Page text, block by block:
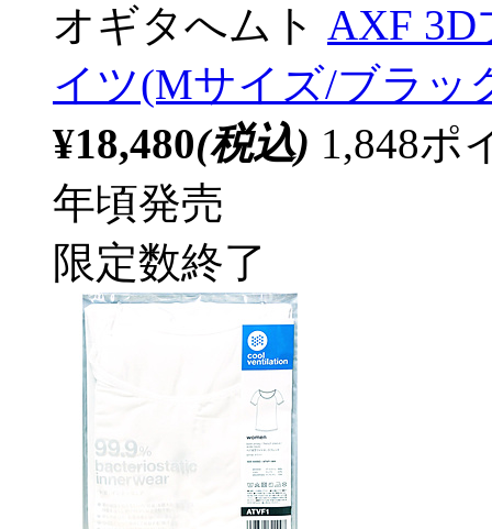
オギタへムト AXF
イツ(Mサイズ/ブラッ
¥18,480(税込) 1,848ポ
年頃発売
限定数終了